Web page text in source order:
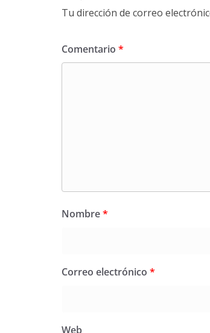
Tu dirección de correo
Comentario *
Nombre*
Correo electrónico *
Web